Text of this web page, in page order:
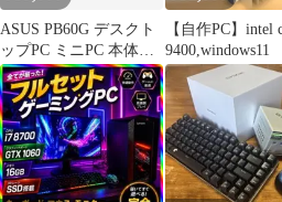
ASUS PB60G デスクト
ップPC ミニPC 本体
ゲーミング
【自作PC】intel
9400,windows11